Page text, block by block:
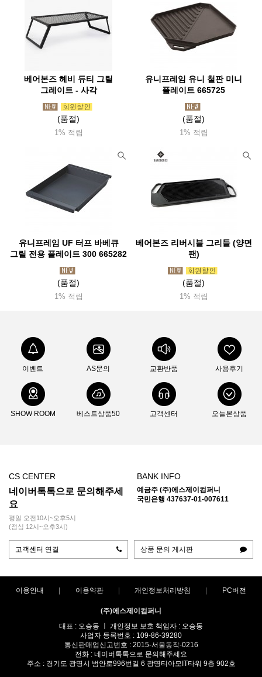
베어본즈 헤비 듀티 그릴
그레이트 - 사각
(품절)
1% 적립
유니프레임 유니 철판 미니
플레이트 665725
(품절)
1% 적립
유니프레임 UF 터프 바베큐
그릴 전용 플레이트 300 665282
(품절)
1% 적립
베어본즈 리버시블 그리들 (양면
팬)
(품절)
1% 적립
이벤트 AS문의 교환반품 사용후기
SHOW ROOM 베스트상품50 고객센터 오늘본상품
CS CENTER
네이버톡톡으로 문의해주세
요
평일 오전10시~오후5시
(점심 12시~오후3시)
BANK INFO
예금주 (주)에스제이컴퍼니
국민은행 437637-01-007611
고객센터 연결 상품 문의 게시판
이용안내 이용약관 개인정보처리방침 PC버전
(주)에스제이컴퍼니
대표 : 오승동 ㅣ 개인정보 보호 책임자 : 오승동
사업자 등록번호 : 109-86-39280
통신판매업신고번호 : 2015-서울동작-0216
전화 : 네이버톡톡으로 문의해주세요
주소 : 경기도 광명시 범안로996번길 6 광명티아모IT타워 9층 902호